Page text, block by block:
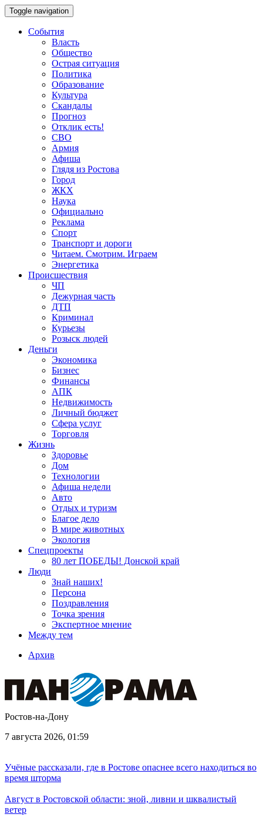
Toggle navigation
События
Власть
Общество
Острая ситуация
Политика
Образование
Культура
Скандалы
Прогноз
Отклик есть!
СВО
Армия
Афиша
Глядя из Ростова
Город
ЖКХ
Наука
Официально
Реклама
Спорт
Транспорт и дороги
Читаем. Смотрим. Играем
Энергетика
Происшествия
ЧП
Дежурная часть
ДТП
Криминал
Курьезы
Розыск людей
Деньги
Экономика
Бизнес
Финансы
АПК
Недвижимость
Личный бюджет
Сфера услуг
Торговля
Жизнь
Здоровье
Дом
Технологии
Афиша недели
Авто
Отдых и туризм
Благое дело
В мире животных
Экология
Спецпроекты
80 лет ПОБЕДЫ! Донской край
Люди
Знай наших!
Персона
Поздравления
Точка зрения
Экспертное мнение
Между тем
Архив
Ростов-на-Дону
7 августа 2026, 01:59
Учёные рассказали, где в Ростове опаснее всего находиться во
время шторма
Август в Ростовской области: зной, ливни и шквалистый
ветер